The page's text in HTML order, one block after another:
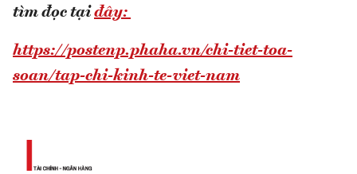
tìm đọc tại đây:
https://postenp.phaha.vn/chi-tiet-toa-
soan/tap-chi-kinh-te-viet-nam